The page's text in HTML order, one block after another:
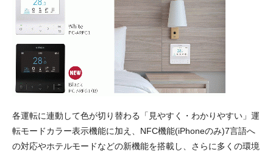
各運転に連動して色が切り替わる「見やすく・わかりやすい」運
転モードカラー表示機能に加え、NFC機能(iPhoneのみ)7言語へ
の対応やホテルモードなどの新機能を搭載し、さらに多くの環境